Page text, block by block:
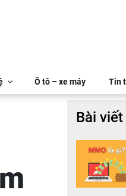
Ô tô – xe máy Tin
Bài